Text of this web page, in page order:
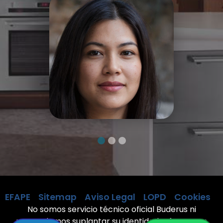
EFAPE Sitemap Aviso Legal LOPD Cookies
No somos servicio técnico oficial Buderus ni